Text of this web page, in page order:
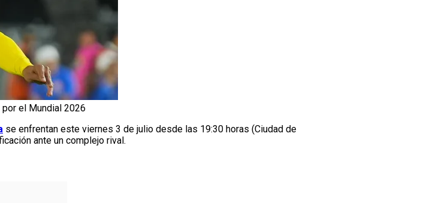
por el Mundial 2026
se enfrentan este viernes 3 de julio desde las 19:30 horas (Ciudad de
ante un complejo rival.